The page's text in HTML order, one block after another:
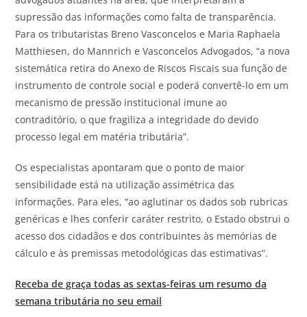
supressão das informações como falta de transparência.
Para os tributaristas Breno Vasconcelos e Maria Raphaela
Matthiesen, do Mannrich e Vasconcelos Advogados, “a nova
sistemática retira do Anexo de Riscos Fiscais sua função de
instrumento de controle social e poderá convertê-lo em um
mecanismo de pressão institucional imune ao
contraditório, o que fragiliza a integridade do devido
processo legal em matéria tributária”.
Os especialistas apontaram que o ponto de maior
sensibilidade está na utilização assimétrica das
informações. Para eles, “ao aglutinar os dados sob rubricas
genéricas e lhes conferir caráter restrito, o Estado obstrui o
acesso dos cidadãos e dos contribuintes às memórias de
cálculo e às premissas metodológicas das estimativas”.
Receba de graça todas as sextas-feiras um resumo da
semana tributária no seu email